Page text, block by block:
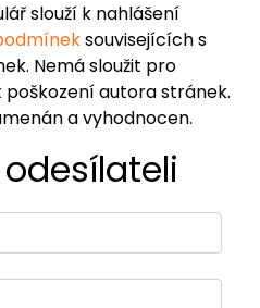
slouží k nahlášení
souvisejících s
Nemá sloužit pro
autora stránek.
a vyhodnocen.